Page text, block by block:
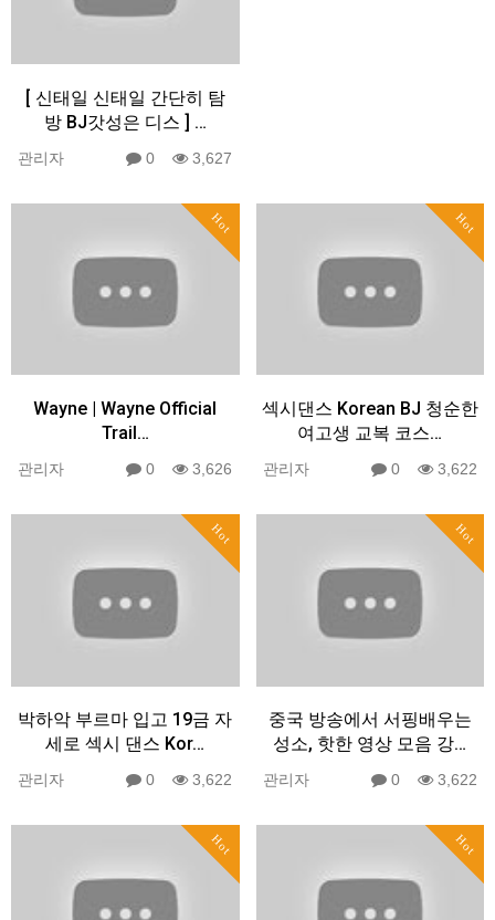
[ 신태일 신태일 간단히 탐
방 BJ갓성은 디스 ] …
관리자 0 3,627
Hot
Wayne | Wayne Official
Trail…
관리자 0 3,626
Hot
섹시댄스 Korean BJ 청순한
여고생 교복 코스…
관리자 0 3,622
Hot
박하악 부르마 입고 19금 자
세로 섹시 댄스 Kor…
관리자 0 3,622
Hot
중국 방송에서 서핑배우는
성소, 핫한 영상 모음 강…
관리자 0 3,622
Hot Hot